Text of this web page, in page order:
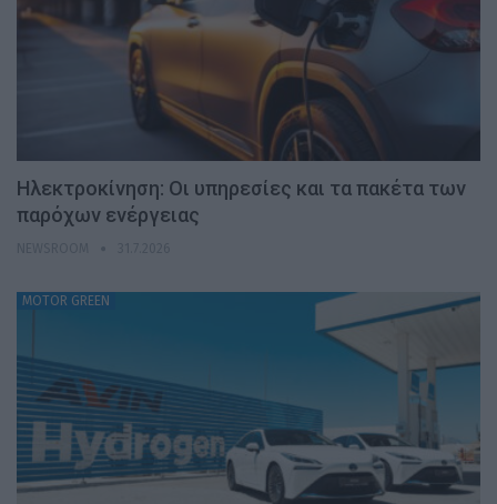
Ηλεκτροκίνηση: Οι υπηρεσίες και τα πακέτα των
παρόχων ενέργειας
MOTOR GREEN